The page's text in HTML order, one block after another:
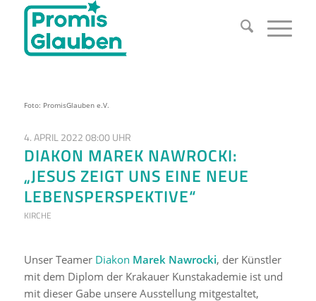
Foto: PromisGlauben e.V.
4. APRIL 2022 08:00 UHR
DIAKON MAREK NAWROCKI:
„JESUS ZEIGT UNS EINE NEUE
LEBENSPERSPEKTIVE“
KIRCHE
Unser Teamer Diakon Marek Nawrocki, der Künstler
mit dem Diplom der Krakauer Kunstakademie ist und
mit dieser Gabe unsere Ausstellung mitgestaltet,